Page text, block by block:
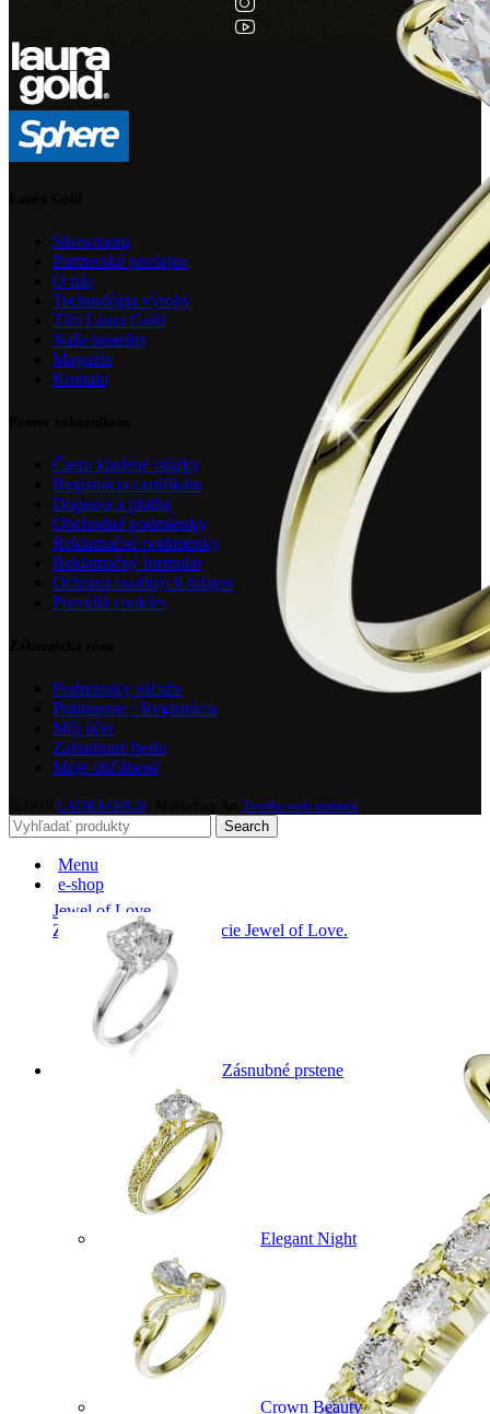
Jewel of Love
Zásnubné prstne z kolekcie Jewel of Love.
Showroom
Partnerské predajne
O nás
Technológia výroby
Tím Laura Gold
Naše benefity
Magazín
Kontakt
Často kladené otázky
Registrácia certifikátu
Doprava a platba
Obchodné podmienky
Reklamačné podmienky
Reklamačný formulár
Ochrana osobných údajov
Pravidlá cookies
Podmienky súťaže
Prihlásenie / Registrácia
Môj účet
Zabudnuté heslo
Moje obľúbené
LAURA GOLD
Tvorba web stránok
Search
Menu
e-shop
Zásnubné prstene
Elegant Night
Crown Beauty